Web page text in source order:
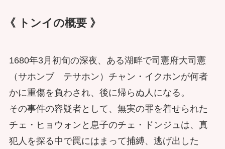
《 トンイの概要 》
1680年3月初旬の深夜、ある湖畔で司憲府大司憲
（サホンブ テサホン）チャン・イクホンが何者
かに重傷を負わされ、後に帰らぬ人になる。
その事件の容疑者として、無実の罪を着せられた
チェ・ヒョウォンと息子のチェ・ドンジュは、真
犯人を探る中で罠にはまって捕縛、逃げ出した